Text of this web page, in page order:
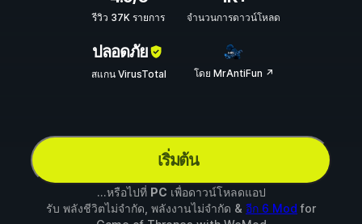
รีวิว 37K รายการ จำนวนการดาวน์โหลด
ปลอดภัย
สแกน VirusTotal โดย MrAntiFun ↗
เริ่มต้น
...หรือไปที่ PC เพื่อดาวน์โหลดแอป
รับ พลังชีวิตไม่จำกัด, พลังงานไม่จำกัด & อีก 6 Mod for